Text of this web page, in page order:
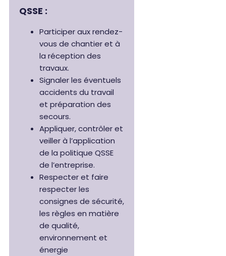
QSSE :
Participer aux rendez-
vous de chantier et à
la réception des
travaux.
Signaler les éventuels
accidents du travail
et préparation des
secours.
Appliquer, contrôler et
veiller à l’application
de la politique QSSE
de l’entreprise.
Respecter et faire
respecter les
consignes de sécurité,
les règles en matière
de qualité,
environnement et
énergie